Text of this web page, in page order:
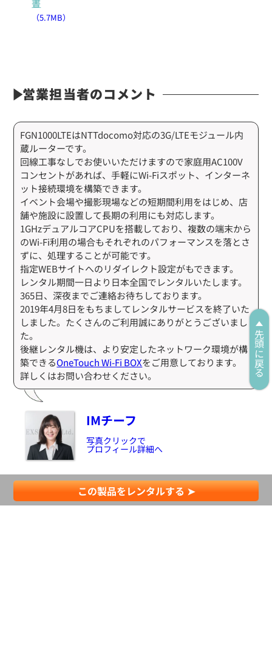
書
（5.7MB）
営業担当者のコメント
IMチーフ
写真クリックで
プロフィール詳細へ
FGN1000LTEはNTTdocomo対応の3G/LTEモジュール内
蔵ルーターです。
回線工事なしでお使いいただけますので家庭用AC100V
コンセントがあれば、手軽にWi-Fiスポット、インターネ
ット接続環境を構築できます。
イベント会場や撮影現場などの短期間利用をはじめ、店
舗や施設に設置して長期の利用にも対応します。
1GHzデュアルコアCPUを搭載しており、複数の端末から
のWi-Fi利用の場合もそれぞれのパフォーマンスを落とさ
ずに、処理することが可能です。
指定WEBサイトへのリダイレクト設定がもできます。
レンタル期間一日より日本全国でレンタルいたします。
365日、深夜までご連絡お待ちしております。
2019年4月8日をもちましてレンタルサービスを終了いた
しました。たくさんのご利用誠にありがとうございまし
た。
後継レンタル機は、より安定したネットワーク環境が構
築できるOneTouch Wi-Fi BOXをご用意しております。
詳しくはお問い合わせください。
先頭に戻る
この製品をレンタルする ➤